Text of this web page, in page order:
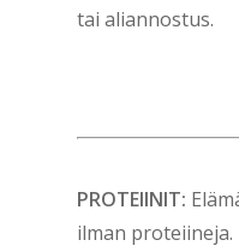
tai aliannostus.
PROTEIINIT:
ilman